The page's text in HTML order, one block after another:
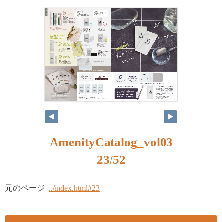
AmenityCatalog_vol03
23/52
元のページ ../index.html#23